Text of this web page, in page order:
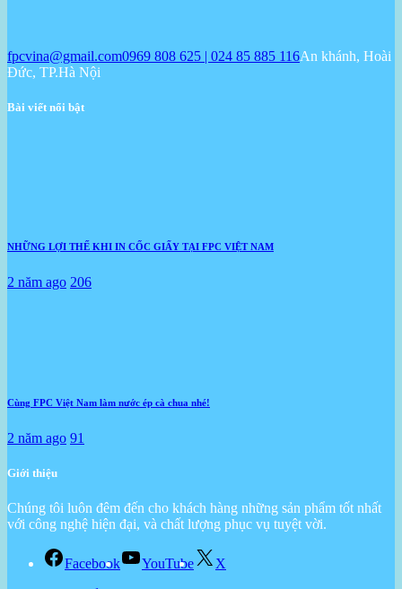
fpcvina@gmail.com0969 808 625 | 024 85 885 116An khánh, Hoài
Đức, TP.Hà Nội
Bài viết nổi bật
NHỮNG LỢI THẾ KHI IN CỐC GIẤY TẠI FPC VIỆT NAM
2 năm ago 206
Cùng FPC Việt Nam làm nước ép cà chua nhé!
2 năm ago 91
Giới thiệu
Chúng tôi luôn đêm đến cho khách hàng những sản phẩm tốt nhất
với công nghệ hiện đại, và chất lượng phục vụ tuyệt vời.
Facebook YouTube
X